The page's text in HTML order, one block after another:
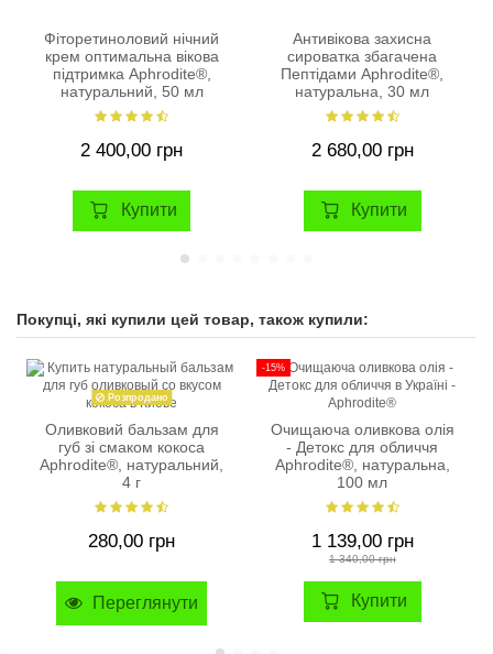
Фіторетиноловий нічний
крем оптимальна вікова
підтримка Aphrodite®,
натуральний, 50 мл
2 400,00 грн
Купити
Антивікова захисна
сироватка збагачена
Пептідами Aphrodite®,
натуральна, 30 мл
2 680,00 грн
Купити
Покупці, які купили цей товар, також купили:
Розпродано
Оливковий бальзам для
губ зі смаком кокоса
Aphrodite®, натуральний,
4 г
280,00 грн
Переглянути
-15%
Очищаюча оливкова олія
- Детокс для обличчя
Aphrodite®, натуральна,
100 мл
1 139,00 грн
1 340,00 грн
Купити